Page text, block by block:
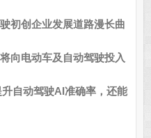
初创企业发展道路漫长曲
向电动车及自动驾驶投入
自动驾驶AI准确率，还能